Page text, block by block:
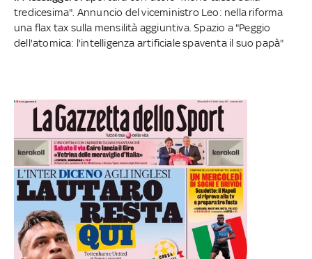
tredicesima". Annuncio del viceministro Leo: nella riforma
una flax tax sulla mensilità aggiuntiva. Spazio a "Peggio
dell'atomica: l'intelligenza artificiale spaventa il suo papà"